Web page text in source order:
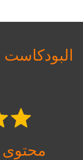
البودكاست